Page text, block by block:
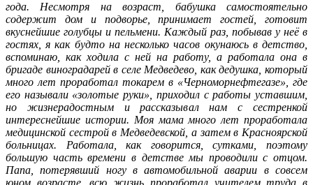
года. Несмотря на возраст, бабушка самостоятельно
содержит дом и подворье, принимает гостей, готовит
вкуснейшие голубцы и пельмени. Каждый раз, побывав у неё в
гостях, я как будто на несколько часов окунаюсь в детство,
вспоминаю, как ходила с ней на работу, а работала она в
бригаде виноградарей в селе Медведево, как дедушка, который
много лет проработал токарем в «Черноморнефтегазе», где
его называли «золотые руки», приходил с работы уставшим,
но жизнерадостным и рассказывал нам с сестренкой
интереснейшие истории. Моя мама много лет проработала
медицинской сестрой в Медведевской, а затем в Красноярской
больницах. Работала, как говорится, сутками, поэтому
большую часть времени в детстве мы проводили с отцом.
Папа, потерявший ногу в автомобильной аварии в совсем
юном возрасте, всю жизнь проработал учителем труда в